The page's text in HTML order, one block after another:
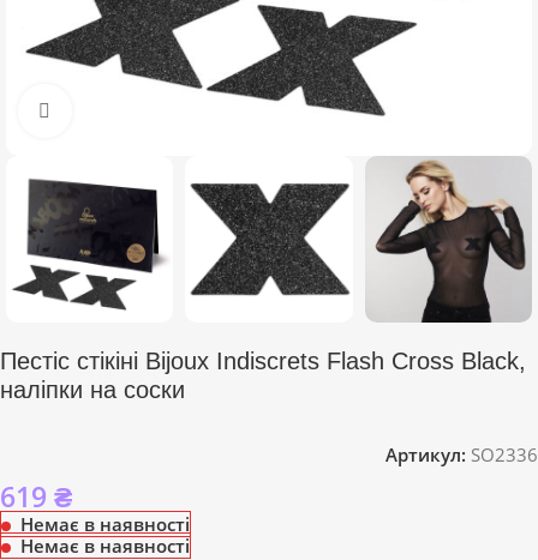
Пестіс стікіні Bijoux Indiscrets Flash Cross Black,
наліпки на соски
Артикул: SO2336
619 ₴
Немає в наявності
Немає в наявності